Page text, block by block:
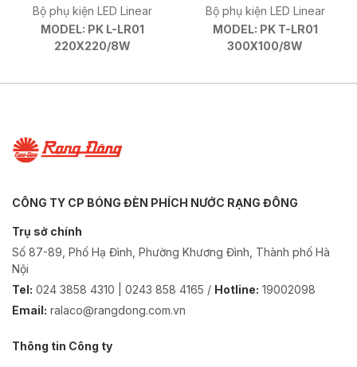
Bộ phụ kiện LED Linear
MODEL: PK L-LR01
220X220/8W
Bộ phụ kiện LED Linear
MODEL: PK T-LR01
300X100/8W
CÔNG TY CP BÓNG ĐÈN PHÍCH NƯỚC RẠNG ĐÔNG
Trụ sở chính
Số 87-89, Phố Hạ Đình, Phường Khương Đình, Thành phố Hà
Nội
Tel: 024 3858 4310 | 0243 858 4165 / Hotline: 19002098
Email: ralaco@rangdong.com.vn
Thông tin Công ty